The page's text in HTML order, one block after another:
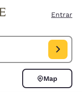
Entrar
EE. UU.. Data de check-
Map